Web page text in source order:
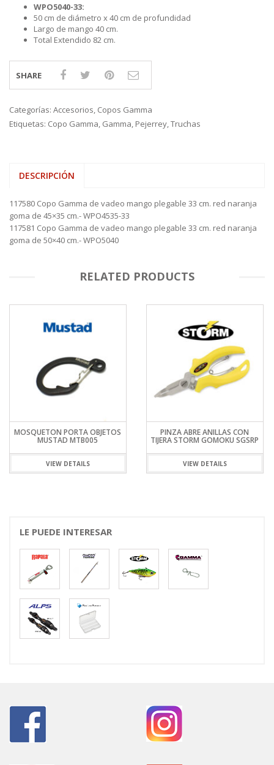
WPO5040-33:
50 cm de diámetro x 40 cm de profundidad
Largo de mango 40 cm.
Total Extendido 82 cm.
SHARE
Categorías: Accesorios, Copos Gamma
Etiquetas: Copo Gamma, Gamma, Pejerrey,Truchas
DESCRIPCIÓN
117580 Copo Gamma de vadeo mango plegable 33 cm. red naranja
goma de 45×35 cm.- WPO4535-33
117581 Copo Gamma de vadeo mango plegable 33 cm. red naranja
goma de 50×40 cm.- WPO5040
RELATED PRODUCTS
MOSQUETON PORTA OBJETOS
MUSTAD MTB005
VIEW DETAILS
PINZA ABRE ANILLAS CON
TIJERA STORM GOMOKU SGSRP
VIEW DETAILS
LE PUEDE INTERESAR